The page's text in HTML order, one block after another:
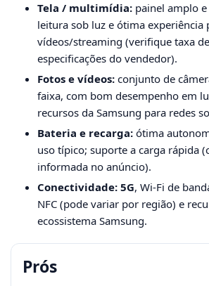
Tela / multimídia: painel amplo
leitura sob luz e ótima experiência
vídeos/streaming (verifique taxa
especificações do vendedor).
Fotos e vídeos: conjunto de
faixa, com bom desempenho em
recursos da Samsung para redes
Bateria e recarga: ótima
uso típico; suporte a carga rápida
informada no anúncio).
Conectividade: 5G, Wi-Fi de
NFC (pode variar por região) e
ecossistema Samsung.
Prós